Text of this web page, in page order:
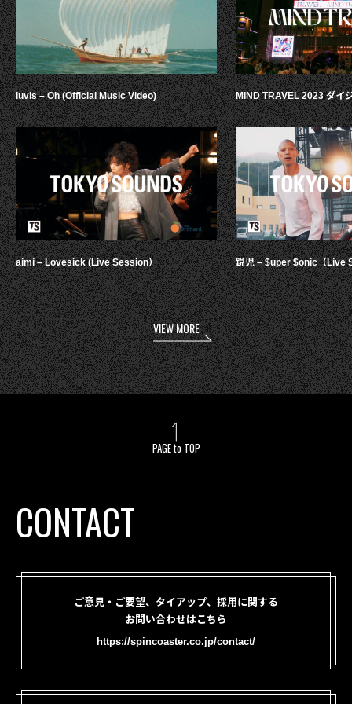
luvis – Oh (Official Music Video)
aimi – Lovesick (Live Session）
MIND TRAVEL 2023 ダイ
鋭児 – $uper $onic（Live
VIEW MORE
PAGE to TOP
CONTACT
ご意見・ご要望、タイアップ、採用に関する
お問い合わせはこちら
https://spincoaster.co.jp/contact/